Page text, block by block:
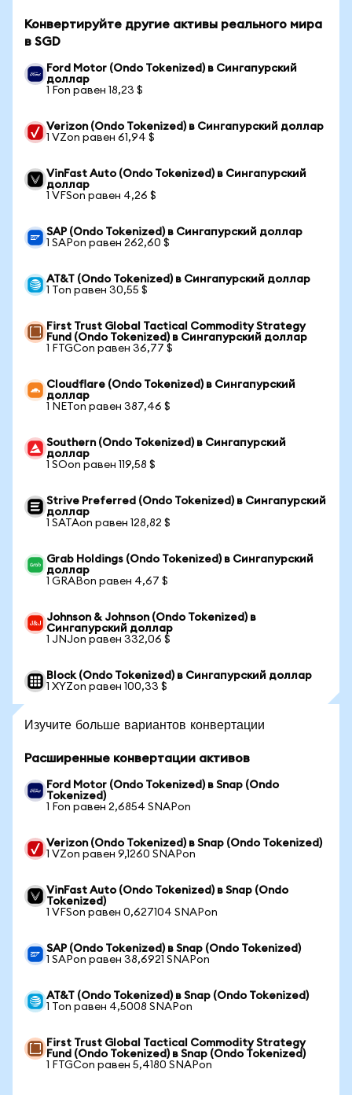
Конвертируйте другие активы реального мира
в SGD
Ford Motor (Ondo Tokenized) в Сингапурский
доллар
1 Fon равен 18,23 $
Verizon (Ondo Tokenized) в Сингапурский доллар
1 VZon равен 61,94 $
VinFast Auto (Ondo Tokenized) в Сингапурский
доллар
1 VFSon равен 4,26 $
SAP (Ondo Tokenized) в Сингапурский доллар
1 SAPon равен 262,60 $
AT&T (Ondo Tokenized) в Сингапурский доллар
1 Ton равен 30,55 $
First Trust Global Tactical Commodity Strategy
Fund (Ondo Tokenized) в Сингапурский доллар
1 FTGCon равен 36,77 $
Cloudflare (Ondo Tokenized) в Сингапурский
доллар
1 NETon равен 387,46 $
Southern (Ondo Tokenized) в Сингапурский
доллар
1 SOon равен 119,58 $
Strive Preferred (Ondo Tokenized) в Сингапурский
доллар
1 SATAon равен 128,82 $
Grab Holdings (Ondo Tokenized) в Сингапурский
доллар
1 GRABon равен 4,67 $
Johnson & Johnson (Ondo Tokenized) в
Сингапурский доллар
1 JNJon равен 332,06 $
Block (Ondo Tokenized) в Сингапурский доллар
1 XYZon равен 100,33 $
Изучите больше вариантов конвертации
Расширенные конвертации активов
Ford Motor (Ondo Tokenized) в Snap (Ondo
Tokenized)
1 Fon равен 2,6854 SNAPon
Verizon (Ondo Tokenized) в Snap (Ondo Tokenized)
1 VZon равен 9,1260 SNAPon
VinFast Auto (Ondo Tokenized) в Snap (Ondo
Tokenized)
1 VFSon равен 0,627104 SNAPon
SAP (Ondo Tokenized) в Snap (Ondo Tokenized)
1 SAPon равен 38,6921 SNAPon
AT&T (Ondo Tokenized) в Snap (Ondo Tokenized)
1 Ton равен 4,5008 SNAPon
First Trust Global Tactical Commodity Strategy
Fund (Ondo Tokenized) в Snap (Ondo Tokenized)
1 FTGCon равен 5,4180 SNAPon